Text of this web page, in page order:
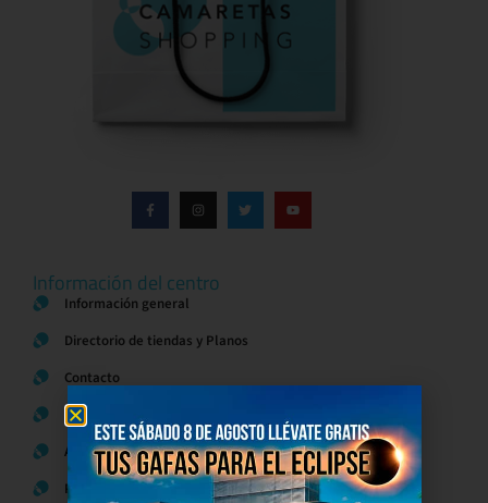
Información del centro
Información general
Directorio de tiendas y Planos
Contacto
Política de Privacidad
Aviso Legal
Política de Cookies